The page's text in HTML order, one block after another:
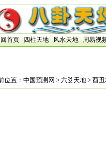
首页 四柱天地 风水天地 周易视
位置： 中国预测网 > 六爻天地 > 酉